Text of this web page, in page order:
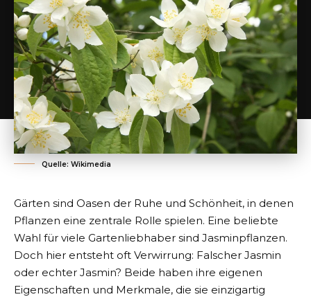
Quelle: Wikimedia
Gärten sind Oasen der Ruhe und Schönheit, in denen
Pflanzen eine zentrale Rolle spielen. Eine beliebte
Wahl für viele Gartenliebhaber sind Jasminpflanzen.
Doch hier entsteht oft Verwirrung: Falscher Jasmin
oder echter Jasmin? Beide haben ihre eigenen
Eigenschaften und Merkmale, die sie einzigartig